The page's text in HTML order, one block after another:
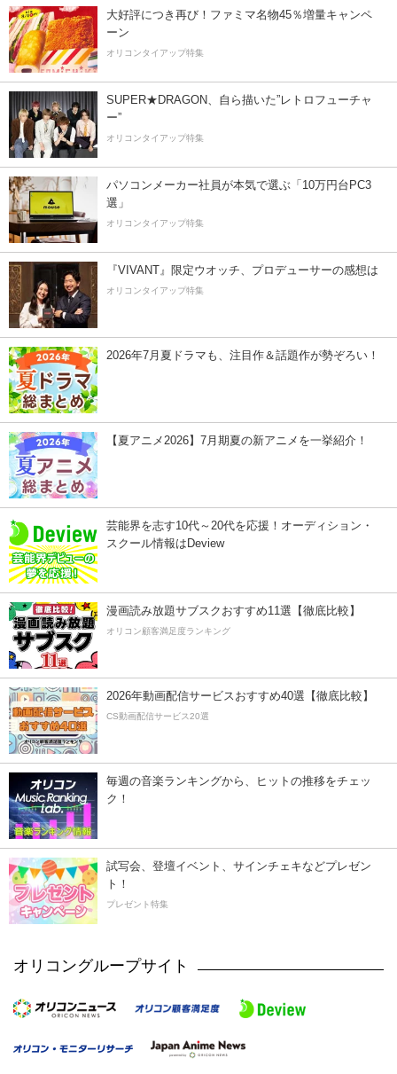
大好評につき再び！ファミマ名物45％増量キャンペ
ーン
オリコンタイアップ特集
SUPER★DRAGON、自ら描いた”レトロフューチャ
ー”
オリコンタイアップ特集
パソコンメーカー社員が本気で選ぶ「10万円台PC3
選」
オリコンタイアップ特集
『VIVANT』限定ウオッチ、プロデューサーの感想は
オリコンタイアップ特集
2026年7月夏ドラマも、注目作＆話題作が勢ぞろい！
【夏アニメ2026】7月期夏の新アニメを一挙紹介！
芸能界を志す10代～20代を応援！オーディション・
スクール情報はDeview
漫画読み放題サブスクおすすめ11選【徹底比較】
オリコン顧客満足度ランキング
2026年動画配信サービスおすすめ40選【徹底比較】
CS動画配信サービス20選
毎週の音楽ランキングから、ヒットの推移をチェッ
ク！
試写会、登壇イベント、サインチェキなどプレゼン
ト！
プレゼント特集
オリコングループサイト